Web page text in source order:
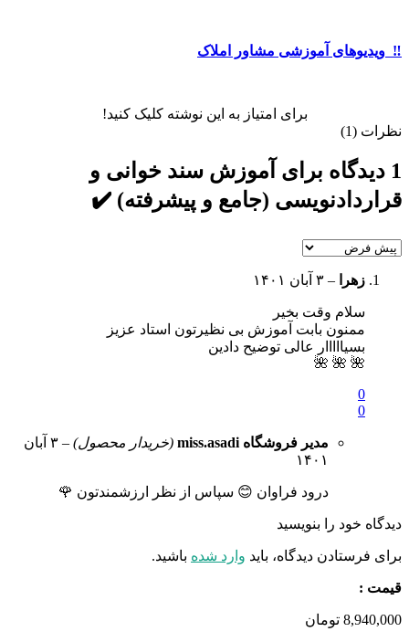
‼️ ویدیوهای آموزشی مشاور املاک
برای امتیاز به این نوشته کلیک کنید!
نظرات (1)
1 دیدگاه برای
آموزش سند خوانی و
قراردادنویسی (جامع و پیشرفته) ✔️
زهرا – ۳ آبان ۱۴۰۱
سلام وقت بخیر
ممنون بابت آموزش بی نظیرتون استاد عزیز
بسیااااار عالی توضیح دادین
🌺 🌺 🌺
0
0
مدیر فروشگاه miss.asadi (خریدار محصول) –
۳ آبان
۱۴۰۱
درود فراوان 😊 سپاس از نظر ارزشمندتون 🌹
دیدگاه خود را بنویسید
برای فرستادن دیدگاه، باید وارد شده باشید.
قیمت :
8,940,000 تومان